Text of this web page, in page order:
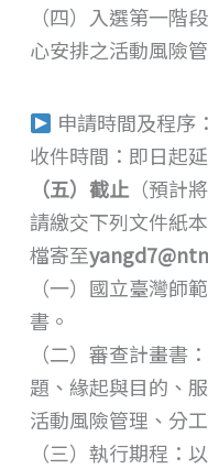
（四）入選第一階
心安排之活動風險
申請時間及程序：
收件時間：即日起
（五）截止 （預計
請繳交下列文件紙
檔寄至
（一）國立臺灣師
書。
（二）審查計畫書
題、緣起與目的、
活動風險管理、分
（三）執行期程：